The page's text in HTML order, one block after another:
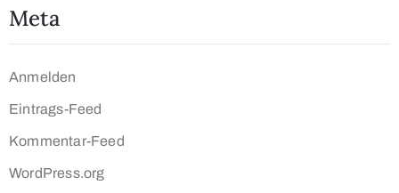
Meta
Anmelden
Eintrags-Feed
Kommentar-Feed
WordPress.org